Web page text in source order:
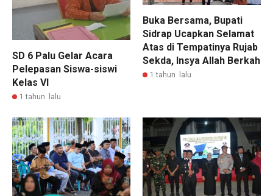
SD 6 Palu Gelar Acara
Pelepasan Siswa-siswi
Kelas VI
1 tahun lalu
Buka Bersama, Bupati
Sidrap Ucapkan Selamat
Atas di Tempatinya Rujab
Sekda, Insya Allah Berkah
1 tahun lalu